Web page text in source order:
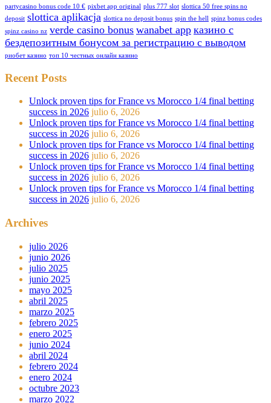
partycasino bonus code 10 € pixbet app original plus 777 slot slottica 50 free spins no
deposit slottica aplikacja slottica no deposit bonus spin the hell spinz bonus codes
spinz casino nz verde casino bonus wanabet app казино с
бездепозитным бонусом за регистрацию с выводом
риобет казино топ 10 честных онлайн казино
Recent Posts
Unlock proven tips for France vs Morocco 1/4 final betting
success in 2026 julio 6, 2026
Unlock proven tips for France vs Morocco 1/4 final betting
success in 2026 julio 6, 2026
Unlock proven tips for France vs Morocco 1/4 final betting
success in 2026 julio 6, 2026
Unlock proven tips for France vs Morocco 1/4 final betting
success in 2026 julio 6, 2026
Unlock proven tips for France vs Morocco 1/4 final betting
success in 2026 julio 6, 2026
Archives
julio 2026
junio 2026
julio 2025
junio 2025
mayo 2025
abril 2025
marzo 2025
febrero 2025
enero 2025
junio 2024
abril 2024
febrero 2024
enero 2024
octubre 2023
marzo 2022